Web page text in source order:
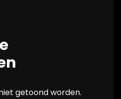
getoond worden.